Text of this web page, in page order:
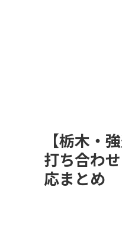
【栃木・
打ち合わ
応まとめ